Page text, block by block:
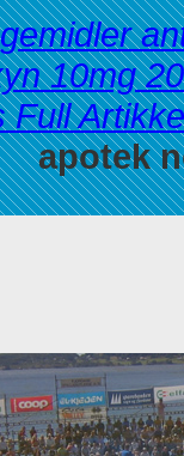
10mg
Full
apotek